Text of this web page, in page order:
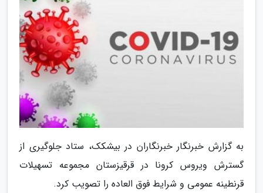
به گزارش خبرنگار خبرنگاران در بیشکک، ستاد جلوگیری از
گسترش ویروس کرونا در قرقیزستان مجموعه تسهیلات
قرنطینه عمومی و شرایط فوق العاده را تصویب کرد.